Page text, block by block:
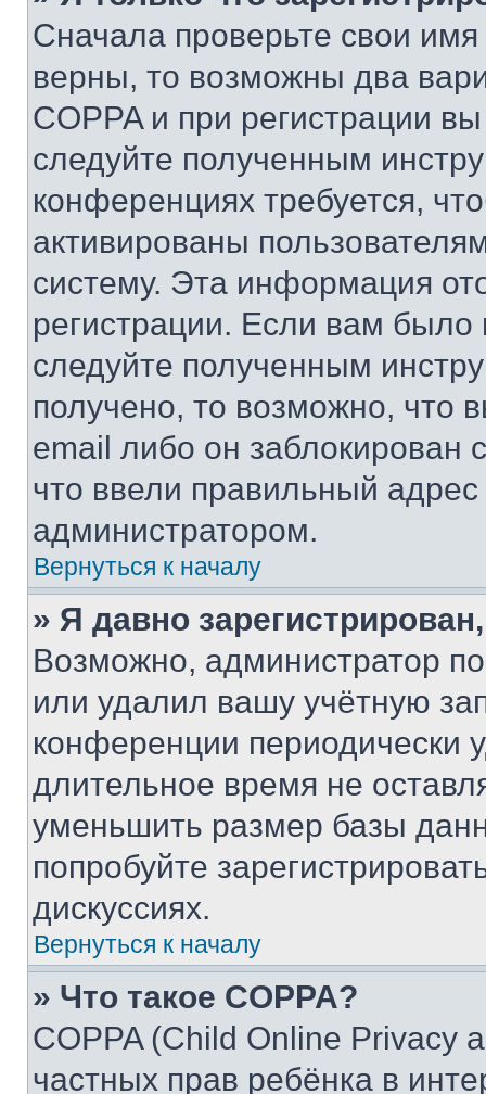
Сначала проверьте свои
верны, то возможны два
COPPA и при регистрации
следуйте полученным
конференциях требуется,
активированы
систему. Эта информация
регистрации. Если вам
следуйте полученным
получено, то возможно, что
email либо он
что ввели правильный адрес
администратором.
Вернуться к началу
» Я давно
Возможно, администратор
или удалил вашу учётную
конференции периодически
длительное время не
уменьшить размер базы
попробуйте
дискуссиях.
Вернуться к началу
» Что такое COPPA?
COPPA (Child Online Privacy
частных прав ребёнка в